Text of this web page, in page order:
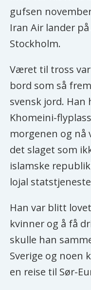
gufsen
Iran Air lander
Stockholm.
Været til tross
bord som så
svensk jord. Han
Khomeini-
morgenen og
det slaget som
islamske
lojal
Han var blitt
kvinner og å få
skulle han
Sverige og noen
en reise til Sør-